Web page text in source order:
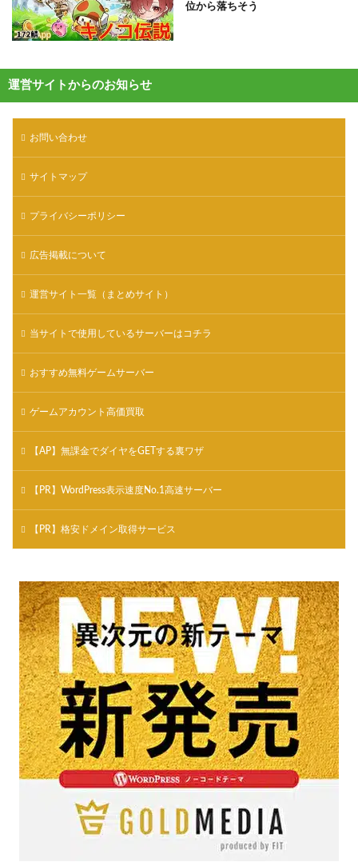
位から落ちそう
運営サイトからのお知らせ
お問い合わせ
サイトマップ
プライバシーポリシー
広告掲載について
運営サイト一覧（まとめサイト）
当サイトで使用しているサーバーはコチラ
おすすめ無料ゲームサーバー
ゲームアカウント高価買取
【AP】無課金でダイヤをGETする裏ワザ
【PR】WordPress表示速度No.1高速サーバー
【PR】格安ドメイン取得サービス